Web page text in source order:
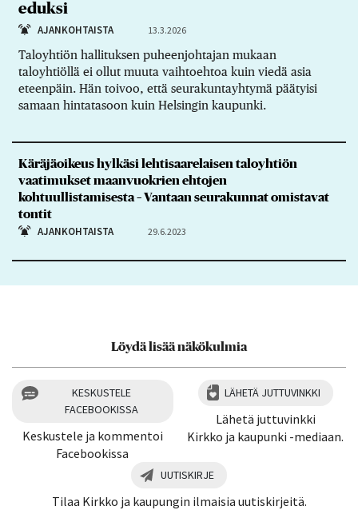
eduksi
AJANKOHTAISTA 13.3.2026
Taloyhtiön hallituksen puheenjohtajan mukaan
taloyhtiöllä ei ollut muuta vaihtoehtoa kuin viedä asia
eteenpäin. Hän toivoo, että seurakuntayhtymä päätyisi
samaan hintatasoon kuin Helsingin kaupunki.
Käräjäoikeus hylkäsi lehtisaarelaisen taloyhtiön
vaatimukset maanvuokrien ehtojen
kohtuullistamisesta – Vantaan seurakunnat omistavat
tontit
AJANKOHTAISTA 29.6.2023
Löydä lisää näkökulmia
KESKUSTELE
FACEBOOKISSA
Keskustele ja kommentoi
Facebookissa
LÄHETÄ JUTTUVINKKI
Lähetä juttuvinkki
Kirkko ja kaupunki -mediaan.
UUTISKIRJE
Tilaa Kirkko ja kaupungin ilmaisia uutiskirjeitä.